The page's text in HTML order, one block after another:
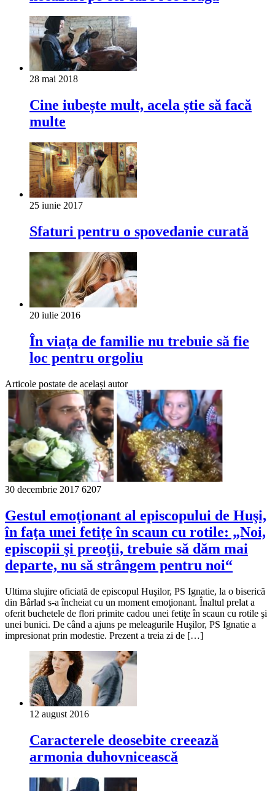
28 mai 2018
Cine iubește mult, acela știe să facă
multe
25 iunie 2017
Sfaturi pentru o spovedanie curată
20 iulie 2016
În viaţa de familie nu trebuie să fie
loc pentru orgoliu
Articole postate de același autor
30 decembrie 2017 6207
Gestul emoţionant al episcopului de Huşi,
în faţa unei fetiţe în scaun cu rotile: „Noi,
episcopii şi preoţii, trebuie să dăm mai
departe, nu să strângem pentru noi“
Ultima slujire oficiată de episcopul Huşilor, PS Ignatie, la o biserică
din Bârlad s-a încheiat cu un moment emoţionant. Înaltul prelat a
oferit buchetele de flori primite cadou unei fetiţe în scaun cu rotile şi
unei bunici. De când a ajuns pe meleagurile Huşilor, PS Ignatie a
impresionat prin modestie. Prezent a treia zi de […]
12 august 2016
Caracterele deosebite creează
armonia duhovnicească